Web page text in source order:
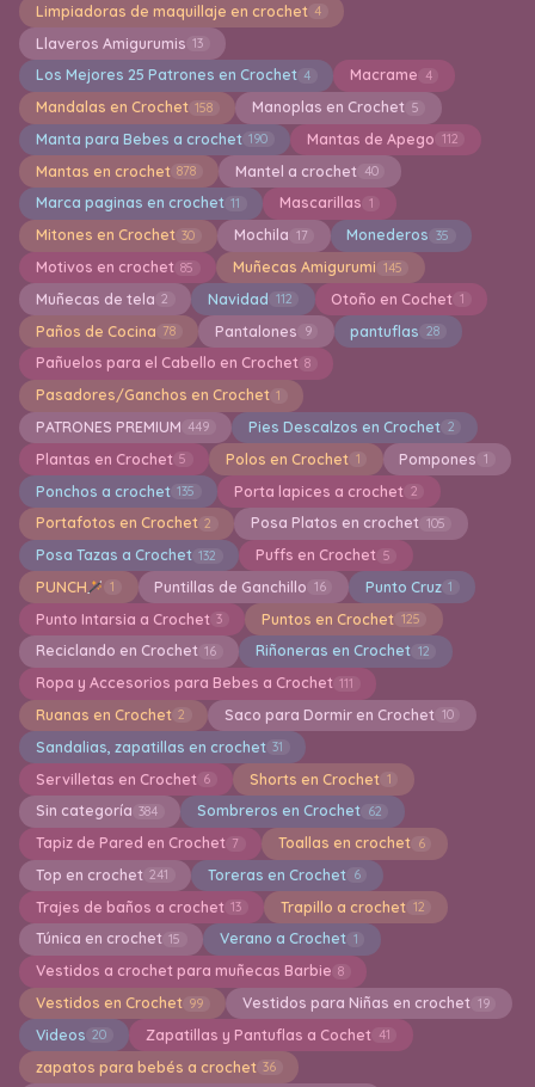
Limpiadoras de maquillaje en crochet 4
Llaveros Amigurumis 13
Los Mejores 25 Patrones en Crochet 4 Macrame 4
Mandalas en Crochet 158 Manoplas en Crochet 5
Manta para Bebes a crochet 190 Mantas de Apego 112
Mantas en crochet 878 Mantel a crochet 40
Marca paginas en crochet 11 Mascarillas 1
Mitones en Crochet 30 Mochila 17 Monederos 35
Motivos en crochet 85 Muñecas Amigurumi 145
Muñecas de tela 2 Navidad 112 Otoño en Cochet 1
Paños de Cocina 78 Pantalones 9 pantuflas 28
Pañuelos para el Cabello en Crochet 8
Pasadores/Ganchos en Crochet 1
PATRONES PREMIUM 449 Pies Descalzos en Crochet 2
Plantas en Crochet 5 Polos en Crochet 1 Pompones 1
Ponchos a crochet 135 Porta lapices a crochet 2
Portafotos en Crochet 2 Posa Platos en crochet 105
Posa Tazas a Crochet 132 Puffs en Crochet 5
PUNCH 1 Puntillas de Ganchillo 16 Punto Cruz 1
Punto Intarsia a Crochet 3 Puntos en Crochet 125
Reciclando en Crochet 16 Riñoneras en Crochet 12
Ropa y Accesorios para Bebes a Crochet 111
Ruanas en Crochet 2 Saco para Dormir en Crochet 10
Sandalias, zapatillas en crochet 31
Servilletas en Crochet 6 Shorts en Crochet 1
Sin categoría 384 Sombreros en Crochet 62
Tapiz de Pared en Crochet 7 Toallas en crochet 6
Top en crochet 241 Toreras en Crochet 6
Trajes de baños a crochet 13 Trapillo a crochet 12
Túnica en crochet 15 Verano a Crochet 1
Vestidos a crochet para muñecas Barbie 8
Vestidos en Crochet 99 Vestidos para Niñas en crochet 19
Videos 20 Zapatillas y Pantuflas a Cochet 41
zapatos para bebés a crochet 36